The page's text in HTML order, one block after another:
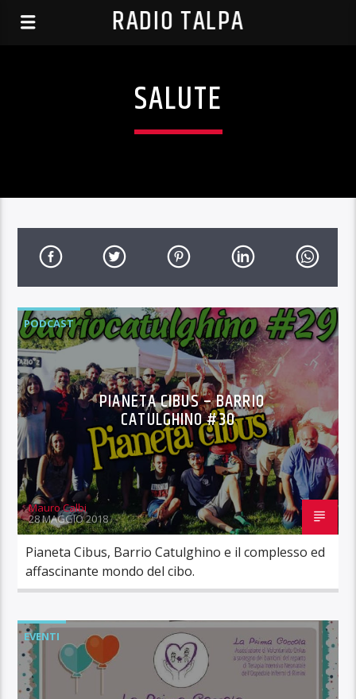
RADIO TALPA
SALUTE
PODCAST
PIANETA CIBUS – BARRIO
CATULGHINO #30
Mauro Calbi
28 MAGGIO 2018
Pianeta Cibus, Barrio Catulghino e il complesso ed
affascinante mondo del cibo.
EVENTI